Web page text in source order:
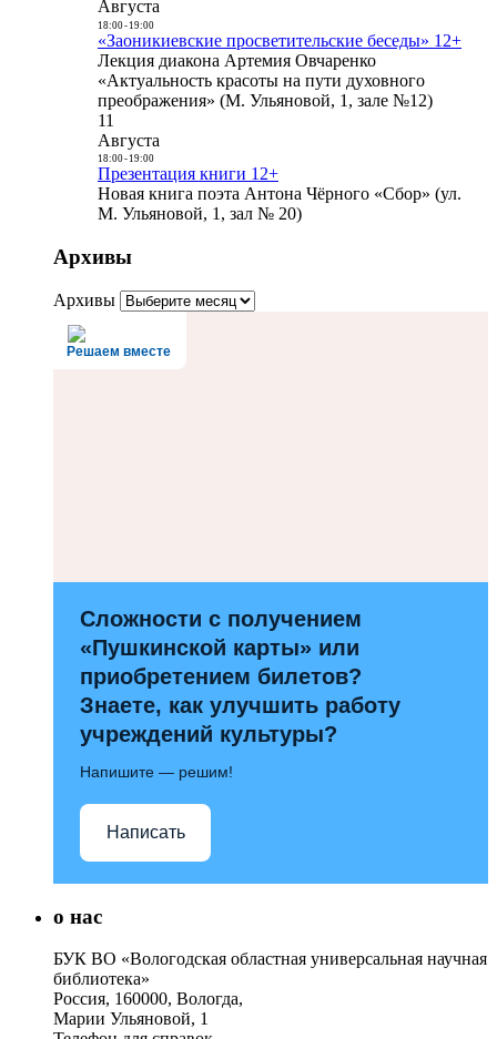
Августа
18:00- 19:00
«Заоникиевские просветительские беседы» 12+
Лекция диакона Артемия Овчаренко
«Актуальность красоты на пути духовного
преображения» (М. Ульяновой, 1, зале №12)
11
Августа
18:00- 19:00
Презентация книги 12+
Новая книга поэта Антона Чёрного «Сбор» (ул.
М. Ульяновой, 1, зал № 20)
Архивы
Архивы
Решаем вместе
Сложности с получением
«Пушкинской карты» или
приобретением билетов?
Знаете, как улучшить работу
учреждений культуры?
Напишите — решим!
Написать
о нас
БУК ВО «Вологодская областная универсальная научная
библиотека»
Россия, 160000, Вологда,
Марии Ульяновой, 1